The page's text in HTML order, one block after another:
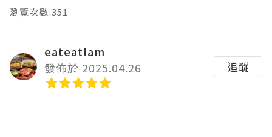
瀏覽次數:351
eateatlam
發佈於 2025.04.26
追蹤